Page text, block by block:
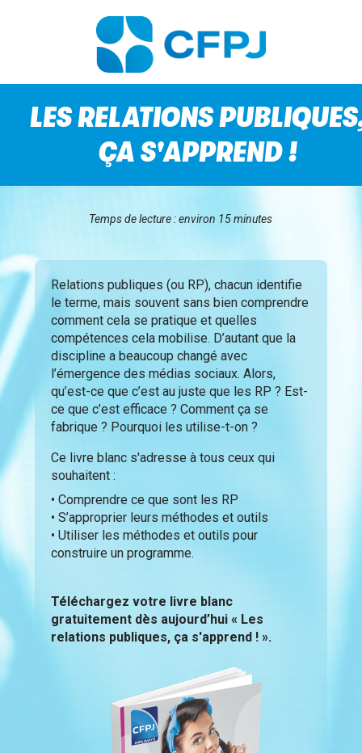
LES RELATIONS
ÇA S'APPREND !
Temps de lecture : environ 15 minutes
Relations publiques (ou RP), chacun identifie
le terme, mais souvent sans bien comprendre
comment cela se pratique et quelles
compétences cela mobilise. D’autant que la
discipline a beaucoup changé avec
l’émergence des médias sociaux. Alors,
qu’est-ce que c’est au juste que les RP ? Est-
ce que c’est efficace ? Comment ça se
fabrique ? Pourquoi les utilise-t-on ?
Ce livre blanc s'adresse à tous ceux qui
souhaitent :
• Comprendre ce que sont les RP
• S’approprier leurs méthodes et outils
• Utiliser les méthodes et outils pour
construire un programme.
Téléchargez votre livre blanc
gratuitement dès aujourd’hui « Les
relations publiques, ça s'apprend ! ».